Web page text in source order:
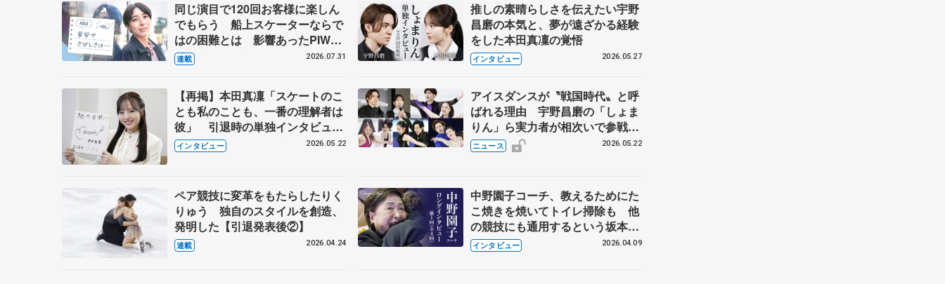
同じ演目で120回お客様に楽しん
でもらう 船上スケーターならで
はの困難とは 影響あったPIW前
キャプテン松永さんの存在
連載 2026.07.31
推しの素晴らしさを伝えたい宇野
昌磨の本気と、夢が遠ざかる経験
をした本田真凜の覚悟
インタビュー 2026.05.27
【再掲】本田真凜「スケートのこ
とも私のことも、一番の理解者は
彼」 引退時の単独インタビュー
で語った競技人生や家族、恋人、
これからの夢…
インタビュー 2026.05.22
アイスダンスが〝戦国時代〟と呼
ばれる理由 宇野昌磨の「しょま
りん」ら実力者が相次いで参戦
国内の競争激化
ニュース 2026.05.22
ペア競技に変革をもたらしたりく
りゅう 独自のスタイルを創造、
発明した【引退発表後②】
連載 2026.04.24
中野園子コーチ、教えるためにた
こ焼きを焼いてトイレ掃除も 他
の競技にも通用するという坂本花
織の筋肉
インタビュー 2026.04.09